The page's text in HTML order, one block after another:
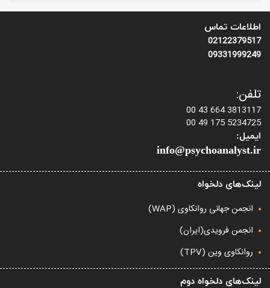
اطلاعات تماس
02122379517
09331999249
تلفن:
3813117 664 43 00
5234725 175 49 00
ایمیل:
info@psychoanalyst.ir
لینک‌های دلخواه
انجمن جهانی روانکاوی (WAP)
انجمن فرویدی(ایران)
روانکاوی وین (TPV)
لینک‌های دلخواه دوم